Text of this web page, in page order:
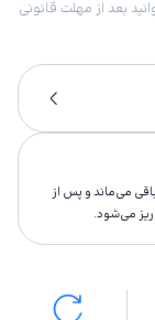
بعد از مهلت قانونی
مى‌ماند و پس از
مى‌شود.